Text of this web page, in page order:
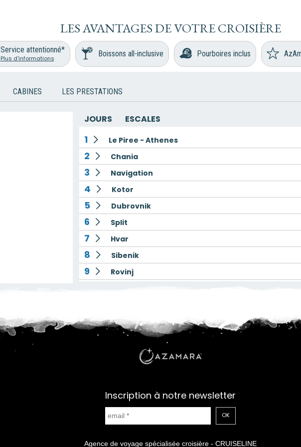
LES AVANTAGES DE VOTRE CROISIÈRE
Service attentionné*
Plus d'informations Boissons all-inclusive Pourboires inclus
CABINES LES PRESTATIONS
JOURS ESCALES
1 Le Piree - Athenes
2 Chania
3 Navigation
4 Kotor
5 Dubrovnik
6 Split
7 Hvar
8 Sibenik
9 Rovinj
Inscription à notre newsletter
OK
Agence de voyage spécialisée croisière - CRUISELINE